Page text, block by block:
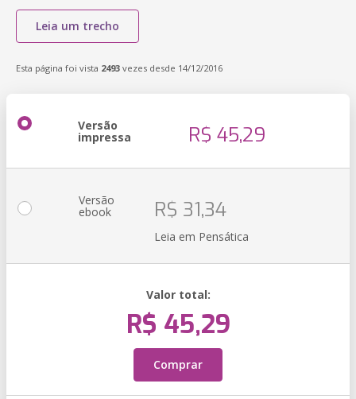
Leia um trecho
Esta página foi vista 2493 vezes desde 14/12/2016
Versão
impressa R$ 45,29
Versão
ebook R$ 31,34
Leia em Pensática
Valor total:
R$ 45,29
Comprar